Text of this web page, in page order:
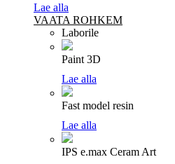
Lae alla
VAATA ROHKEM
Laborile
Paint 3D
Lae alla
Fast model resin
Lae alla
IPS e.max Ceram Art